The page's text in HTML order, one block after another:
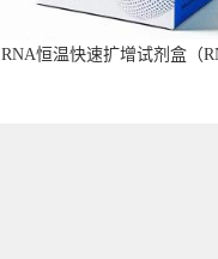
RNA恒温快速扩增试剂盒（